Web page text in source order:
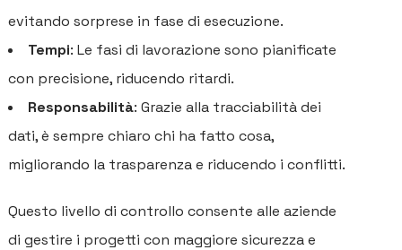
evitando sorprese in fase di esecuzione.
Tempi: Le fasi di lavorazione sono pianificate
con precisione, riducendo ritardi.
Responsabilità: Grazie alla tracciabilità dei
dati, è sempre chiaro chi ha fatto cosa,
migliorando la trasparenza e riducendo i conflitti.
Questo livello di controllo consente alle aziende
di gestire i progetti con maggiore sicurezza e